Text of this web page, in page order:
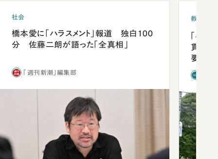
社会
橋本愛に「ハラスメント」報道 独白100
分 佐藤二朗が語った「全真相」
「週刊新潮」編集部
教育
「早
貫校へ
要だっ